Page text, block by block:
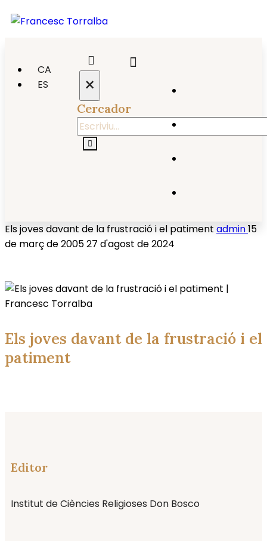
CA
ES
×
Cercador
Els joves davant de la frustració i el patiment admin15
de març de 200527 d'agost de 2024
Els joves davant de la frustració i el
patiment
Editor
Institut de Ciències Religioses Don Bosco